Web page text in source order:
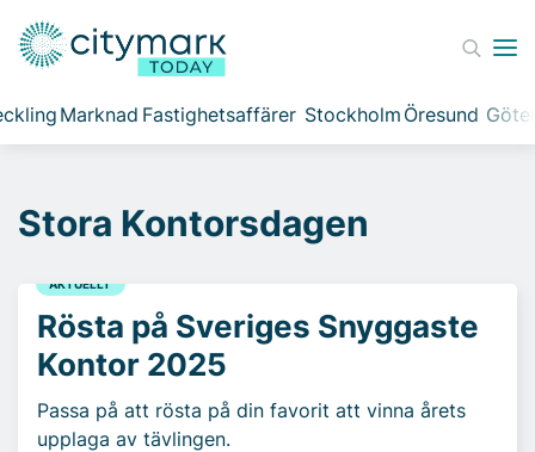
Marknad Fastighetsaffärer Stockholm Öresund
Stora Kontorsdagen
AKTUELLT
Rösta på Sveriges Snyggaste
Kontor 2025
Passa på att rösta på din favorit att vinna årets
upplaga av tävlingen.